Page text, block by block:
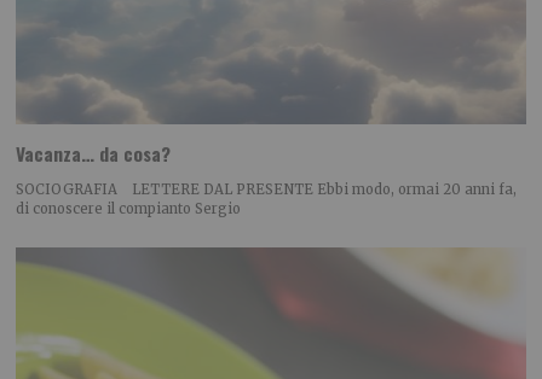
Vacanza… da cosa?
SOCIOGRAFIA LETTERE DAL PRESENTE Ebbi modo, ormai 20 anni fa,
di conoscere il compianto Sergio